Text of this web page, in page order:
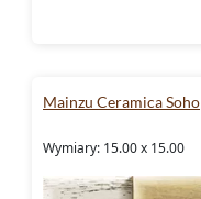
Mainzu Ceramica Soho
Wymiary: 15.00 x 15.00